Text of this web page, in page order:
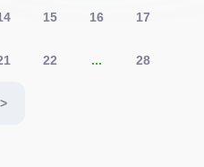
15 16 17
22 ... 28
>